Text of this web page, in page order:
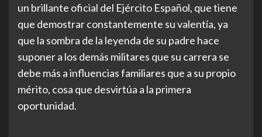
un brillante oficial del Ejército Español, que tiene
que demostrar constantemente su valentía, ya
que la sombra de la leyenda de su padre hace
suponer a los demás militares que su carrera se
debe más a influencias familiares que a su propio
mérito, cosa que desvirtúa a la primera
oportunidad.